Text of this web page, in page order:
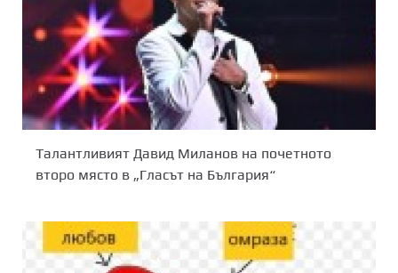
Талантливият Давид Миланов на почетното
второ място в „Гласът на България“